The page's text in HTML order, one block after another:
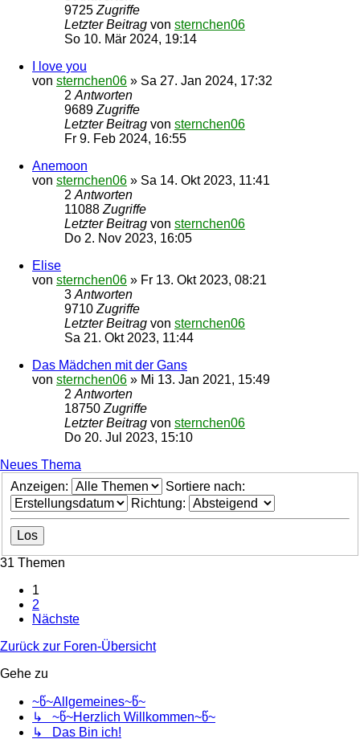
9725 Zugriffe
Letzter Beitrag von sternchen06
So 10. Mär 2024, 19:14
I love you
von sternchen06 » Sa 27. Jan 2024, 17:32
2 Antworten
9689 Zugriffe
Letzter Beitrag von sternchen06
Fr 9. Feb 2024, 16:55
Anemoon
von sternchen06 » Sa 14. Okt 2023, 11:41
2 Antworten
11088 Zugriffe
Letzter Beitrag von sternchen06
Do 2. Nov 2023, 16:05
Elise
von sternchen06 » Fr 13. Okt 2023, 08:21
3 Antworten
9710 Zugriffe
Letzter Beitrag von sternchen06
Sa 21. Okt 2023, 11:44
Das Mädchen mit der Gans
von sternchen06 » Mi 13. Jan 2021, 15:49
2 Antworten
18750 Zugriffe
Letzter Beitrag von sternchen06
Do 20. Jul 2023, 15:10
Neues Thema
Anzeigen:
Sortiere nach:
Richtung:
31 Themen
1
2
Nächste
Zurück zur Foren-Übersicht
Gehe zu
~წ~Allgemeines~წ~
↳ ~წ~Herzlich Willkommen~წ~
↳ Das Bin ich!